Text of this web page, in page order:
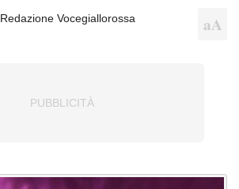
Redazione Vocegiallorossa